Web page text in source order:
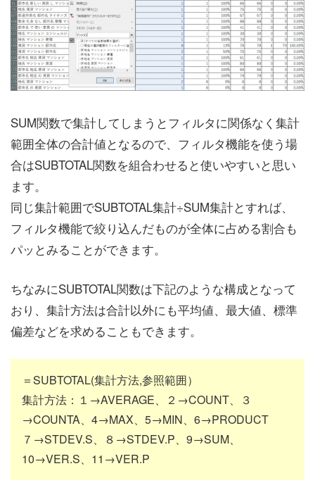
SUM関数で集計してしまうとフィルタに関係なく集計
範囲全体の合計値となるので、フィルタ機能を使う場
合はSUBTOTAL関数を組合わせると使いやすいと思い
ます。
同じ集計範囲でSUBTOTAL集計÷SUM集計とすれば、
フィルタ機能で絞り込んだものが全体に占める割合も
パッとみることができます。
ちなみにSUBTOTAL関数は下記のような構成となって
おり、集計方法は合計以外にも平均値、最大値、標準
偏差などを求めることもできます。
＝SUBTOTAL(集計方法,参照範囲）
集計方法：１→AVERAGE、２→COUNT、３
→COUNTA、4→MAX、5→MIN、6→PRODUCT
７→STDEV.S、８→STDEV.P、9→SUM、
10→VER.S、11→VER.P